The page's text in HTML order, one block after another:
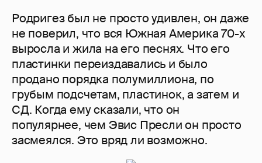
Родригез был не просто удивлен, он даже
не поверил, что вся Южная Америка 70-х
выросла и жила на его песнях. Что его
пластинки переиздавались и было
продано порядка полумиллиона, по
грубым подсчетам, пластинок, а затем и
СД. Когда ему сказали, что он
популярнее, чем Эвис Пресли он просто
засмеялся. Это вряд ли возможно.